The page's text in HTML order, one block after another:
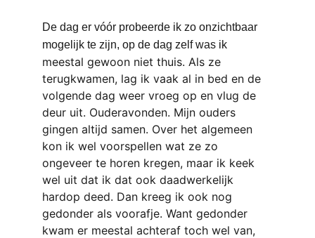
De dag er vóór probeerde ik zo onzichtbaar
mogelijk te zijn, op de dag zelf was ik
meestal gewoon niet thuis. Als ze
terugkwamen, lag ik vaak al in bed en de
volgende dag weer vroeg op en vlug de
deur uit. Ouderavonden. Mijn ouders
gingen altijd samen. Over het algemeen
kon ik wel voorspellen wat ze zo
ongeveer te horen kregen, maar ik keek
wel uit dat ik dat ook daadwerkelijk
hardop deed. Dan kreeg ik ook nog
gedonder als voorafje. Want gedonder
kwam er meestal achteraf toch wel van,